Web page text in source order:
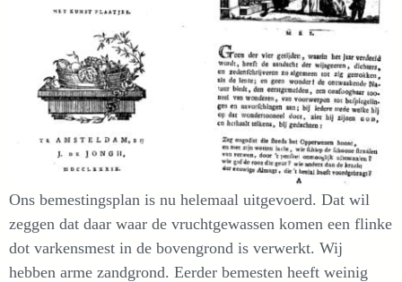
Ons bemestingsplan is nu helemaal uitgevoerd. Dat wil
zeggen dat daar waar de vruchtgewassen komen een flinke
dot varkensmest in de bovengrond is verwerkt. Wij
hebben arme zandgrond. Eerder bemesten heeft weinig